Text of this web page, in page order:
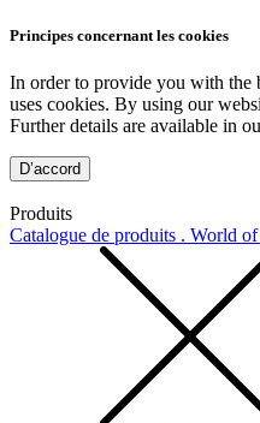
Principes concernant les cookies
In order to provide you with the
uses cookies. By using our
Further details are available in
D’accord
Produits
Catalogue de produits . World